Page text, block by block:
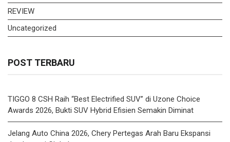
REVIEW
Uncategorized
POST TERBARU
TIGGO 8 CSH Raih “Best Electrified SUV” di Uzone Choice
Awards 2026, Bukti SUV Hybrid Efisien Semakin Diminat
Jelang Auto China 2026, Chery Pertegas Arah Baru Ekspansi